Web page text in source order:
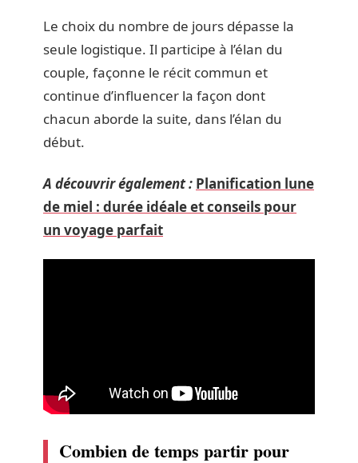
Le choix du nombre de jours dépasse la
seule logistique. Il participe à l’élan du
couple, façonne le récit commun et
continue d’influencer la façon dont
chacun aborde la suite, dans l’élan du
début.
A découvrir également : Planification lune
de miel : durée idéale et conseils pour
un voyage parfait
Combien de temps partir pour